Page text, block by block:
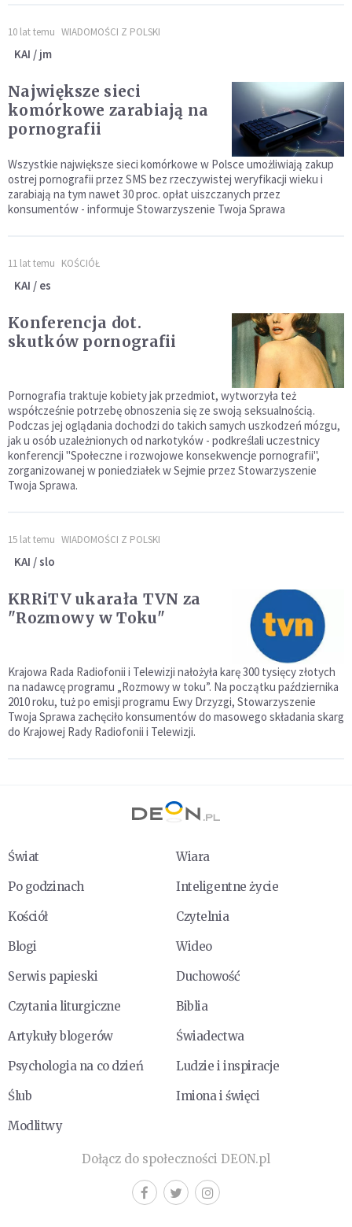
10 lat temu WIADOMOŚCI Z POLSKI
KAI / jm
Największe sieci
komórkowe zarabiają na
pornografii
Wszystkie największe sieci komórkowe w Polsce umożliwiają zakup
ostrej pornografii przez SMS bez rzeczywistej weryfikacji wieku i
zarabiają na tym nawet 30 proc. opłat uiszczanych przez
konsumentów - informuje Stowarzyszenie Twoja Sprawa
11 lat temu KOŚCIÓŁ
KAI / es
Konferencja dot.
skutków pornografii
Pornografia traktuje kobiety jak przedmiot, wytworzyła też
współcześnie potrzebę obnoszenia się ze swoją seksualnością.
Podczas jej oglądania dochodzi do takich samych uszkodzeń mózgu,
jak u osób uzależnionych od narkotyków - podkreślali uczestnicy
konferencji "Społeczne i rozwojowe konsekwencje pornografii",
zorganizowanej w poniedziałek w Sejmie przez Stowarzyszenie
Twoja Sprawa.
15 lat temu WIADOMOŚCI Z POLSKI
KAI / slo
KRRiTV ukarała TVN za
"Rozmowy w Toku"
Krajowa Rada Radiofonii i Telewizji nałożyła karę 300 tysięcy złotych
na nadawcę programu „Rozmowy w toku”. Na początku października
2010 roku, tuż po emisji programu Ewy Drzyzgi, Stowarzyszenie
Twoja Sprawa zachęciło konsumentów do masowego składania skarg
do Krajowej Rady Radiofonii i Telewizji.
Świat
Wiara
Po godzinach
Inteligentne życie
Kościół
Czytelnia
Blogi
Wideo
Serwis papieski
Duchowość
Czytania liturgiczne
Biblia
Artykuły blogerów
Świadectwa
Psychologia na co dzień
Ludzie i inspiracje
Ślub
Imiona i święci
Modlitwy
Dołącz do społeczności DEON.pl